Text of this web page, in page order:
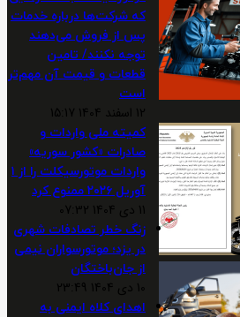
که شرکت‌ها درباره خدمات
پس از فروش می‌دهند
توجه نکنند/ تامین
قطعات و قیمت آن مهم‌تر
است
12 اسفند 1404 15:17
کمیته ملی واردات و
صادرات «کشور سوریه»
واردات موتورسیکلت را از ۱
آوریل ۲۰۲۶ ممنوع کرد
11 دی 1404 07:32
زنگ خطر تصادفات شهری
در یزد؛ موتورسواران نیمی
از جان‌باختگان
10 دی 1404 23:49
اهدای کلاه ایمنی به